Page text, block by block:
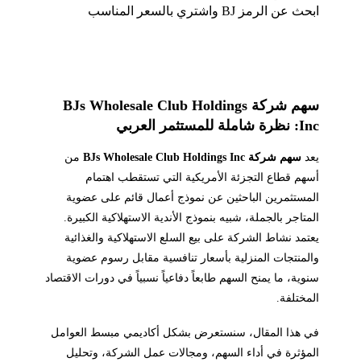
ابحث عن الرمز BJ واشتري بالسعر المناسب
سهم شركة BJs Wholesale Club Holdings
Inc: نظرة شاملة للمستثمر العربي
يعد سهم شركة BJs Wholesale Club Holdings Inc
من
أسهم قطاع التجزئة الأمريكية التي تستقطب اهتمام
المستثمرين الباحثين عن نموذج أعمال قائم على عضوية
المتاجر بالجملة، شبيه بنموذج الأندية الاستهلاكية الكبيرة.
يعتمد نشاط الشركة على بيع السلع الاستهلاكية والغذائية
والمنتجات المنزلية بأسعار تنافسية مقابل رسوم عضوية
سنوية، ما يمنح السهم طابعاً دفاعياً نسبياً في دورات الاقتصاد
المختلفة.
في هذا المقال، سنستعرض بشكل أكاديمي مبسط العوامل
المؤثرة في أداء السهم، ومجالات عمل الشركة، وتحليل